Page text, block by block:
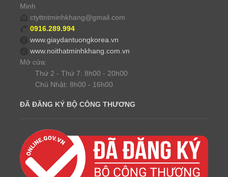
Minh
ctyttntminhkhang@gmail.com
0916.289.994
www.giaydantuongkorea.vn
www.noithatminhkhang.com.vn
Mở cửa:
Thứ 2 - Thứ 7: 8h00 - 20h00
Chủ Nhật: 8h00 - 16h00
ĐÃ ĐĂNG KÝ BỘ CÔNG THƯƠNG